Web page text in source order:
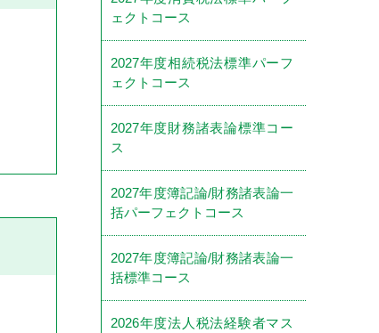
ェクトコース
2027年度相続税法標準パーフ
ェクトコース
2027年度財務諸表論標準コー
ス
2027年度簿記論/財務諸表論一
括パーフェクトコース
2027年度簿記論/財務諸表論一
括標準コース
2026年度法人税法経験者マス